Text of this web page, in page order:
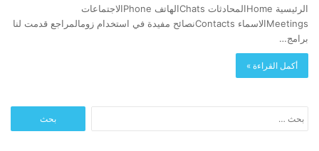
الرئيسية Homeالمحادثات Chatsالهاتف Phoneالاجتماعات
Meetingsالاسماء Contactsنصائح مفيدة في استخدام زومالمراجع قدمت لنا
برامج…
أكمل القراءة »
عن: